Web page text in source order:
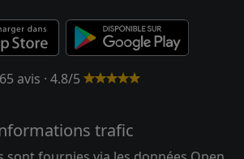
avis · 4.8/5
trafic